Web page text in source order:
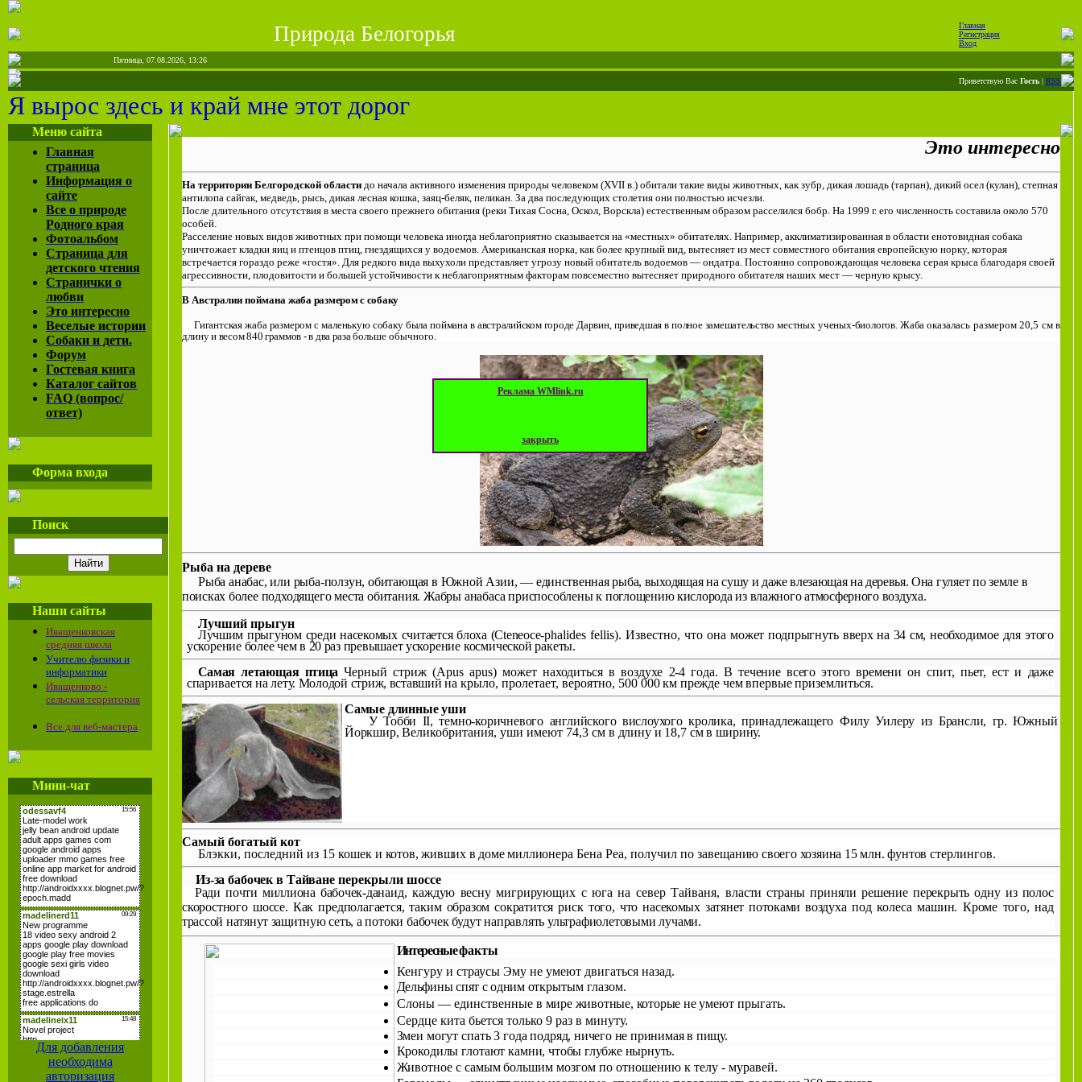
Природа Белогорья
Главная
Регистрация
Вход
Пятница, 07.08.2026, 13:26
Приветствую Вас Гость | RSS
Я вырос здесь и край мне этот дорог
Меню сайта
Главная
страница
Информация о
сайте
Все о природе
Родного края
Фотоальбом
Страница для
детского чтения
Странички о
любви
Это интересно
Веселые истории
Собаки и дети.
Форум
Гостевая книга
Каталог сайтов
FAQ (вопрос/
ответ)
Реклама WMlink.ru
закрыть
Форма входа
Поиск
Наши сайты
Иващенковская
средняя школа
Учителю физики и
информатики
Иващенково -
сельская территория
Все для веб-мастера
Мини-чат
Для добавления
необходима
авторизация
Это интересно
На территории Белгородской области до начала активного изменения природы человеком (XVII в.) обитали такие виды животных, как зубр, дикая лошадь (тарпан), дикий осел (кулан), степная
антилопа сайгак, медведь, рысь, дикая лесная кошка, заяц-беляк, пеликан. За два последующих столетия они полностью исчезли.
После длительного отсутствия в места своего прежнего обитания (реки Тихая Сосна, Оскол, Ворскла) естественным образом расселился бобр. На 1999 г. его численность составила около 570
особей.
Расселение новых видов животных при помощи человека иногда неблагоприятно сказывается на «местных» обитателях. Например, акклиматизированная в области енотовидная собака
уничтожает кладки яиц и птенцов птиц, гнездящихся у водоемов. Американская норка, как более крупный вид, вытесняет из мест совместного обитания европейскую норку, которая
встречается гораздо реже «гостя». Для редкого вида выхухоли представляет угрозу новый обитатель водоемов — ондатра. Постоянно сопровождающая человека серая крыса благодаря своей
агрессивности, плодовитости и большей устойчивости к неблагоприятным факторам повсеместно вытесняет природного обитателя наших мест — черную крысу.
В Австралии поймана жаба размером с собаку
Гигантская жаба размером с ма­ленькую собаку была поймана в австралийском городе Дарвин, при­ведшая в полное замешательствоместных ученых-биологов. Жабаоказалась размером 20,5 см в
дли­ну и весом 840 граммов - в два разабольше обычного.
Рыба на дереве
Рыба анабас, или рыба-ползун, обитающая в Южной Азии, — единственная рыба, выходящая насушу и даже влезающая на деревья. Она гуляет по земле в
поисках бо­лее подходящего места обитания. Жабры анабаса приспособлены к поглощению кислорода из влажно­го атмосферного воздуха.
Лучший прыгун
Лучшим прыгуном среди насе­комых считается блоха (Cteneoce-phalides fellis). Известно, что она может подпрыгнуть вверх на 34 см, необходимое для этого
ускорение более чем в 20 раз превышает уско­рение космической ракеты.
Самая летающая птицаЧерный стриж (Apus apus) мо­жет находиться в воздухе 2-4 года.В течение всего этого времени онспит, пьет, ест и даже
спариваетсяна лету. Молодой стриж, вставшийна крыло, пролетает, вероятно, 500 000 км прежде чем впервыеприземлиться.
Самые длинные уши
У Тобби II, темно-коричневого английского вислоухого кролика, принадлежащего Филу Уилеру из Брансли, гр. Южный
Йоркшир, Ве­ликобритания, уши имеют 74,3 см в длину и 18,7 см в ширину.
Самый богатый кот
Блэкки, последний из 15 кошек и котов, живших в доме миллионе­ра Бена Pea, получил по завеща­нию своего хозяина 15 млн. фунтовстерлингов.
Из-за бабочек в Тайване перекрыли шоссе
Ради почти миллиона бабочек-данаид, каждую весну мигрирую­щих с юга на север Тайваня, влас­ти страны приняли решение пере­крыть одну из полос
скоростного шоссе. Как предполагается, таким образом сократится риск того, чтонасекомых затянет потоками возду­ха под колеса машин. Кроме того,над
трассой натянут защитную сеть, а потоки бабочек будут направлять ультрафиолетовыми лучами.
Интересныефакты
Кенгуру и страусы Эму не умеют двигаться назад.
Дельфины спят с одним от­крытым глазом.
Слоны — единственные в мире животные, которые не уме­ют прыгать.
Сердце кита бьется только 9 раз в минуту.
Змеи могут спать 3 года под­ряд, ничего не принимая в пищу.
Крокодилы глотают камни,чтобы глубже нырнуть.
Животное с самым большим мозгом по отношению к телу - муравей.